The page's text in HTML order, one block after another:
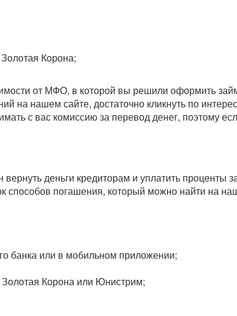
Корона;
от МФО, в которой вы решили оформить
на нашем сайте, достаточно кликнуть по
с вас комиссию за перевод денег, поэтому
деньги кредиторам и уплатить
способов погашения, который можно найти на
банка или в мобильном приложении;
Корона или Юнистрим;